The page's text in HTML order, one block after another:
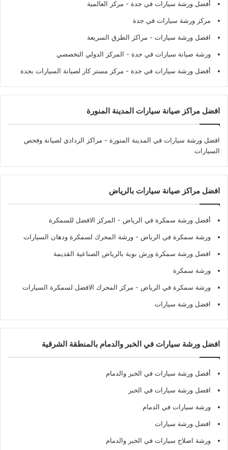
أفضل ورشة سيارات في جدة - مركز العالمية
مركز ورشة سيارات في جدة
افضل ورشة سيارات - مراكز الطرق السريعة
ورشة صيانة سيارات في جدة - المركز الدولي التخصصي
أفضل ورشة سيارات في جدة - مركز مستر كار لصيانة السيارات بجدة
افضل مراكز صيانة سيارات المدينة المنورة
افضل ورشة سيارات في المدينة المنورة - مراكز الردادي لصيانة وفحص
السيارات
افضل مراكز صيانة سيارات بالرياض
أفضل ورشة سمكرة في الرياض - المركز الافضل للسمكرة
ورشة سمكرة في الرياض - ورشة المحرك لسمكرة ودهان السيارات
افضل ورشة سمكرة ورش بوية بالرياض الصناعية القديمة
ورشة سمكرة
ورشة سمكرة في الرياض - مركز المحرك الافضل لسمكرة السيارات
افضل ورشة سيارات
افضل ورشة سيارات في الخبر والدمام بالمنطقة الشرقية
أفضل ورشة سيارات في الخبر والدمام
افضل ورشة سيارات في الخبر
ورشة سيارات في الدمام
افضل ورشة سيارات
ورشة اصلاح سيارات في الخبر والدمام